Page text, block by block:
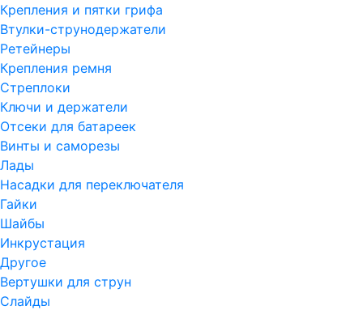
Крепления и пятки грифа
Втулки-струнодержатели
Ретейнеры
Крепления ремня
Стреплоки
Ключи и держатели
Отсеки для батареек
Винты и саморезы
Лады
Насадки для переключателя
Гайки
Шайбы
Инкрустация
Другое
Вертушки для струн
Слайды